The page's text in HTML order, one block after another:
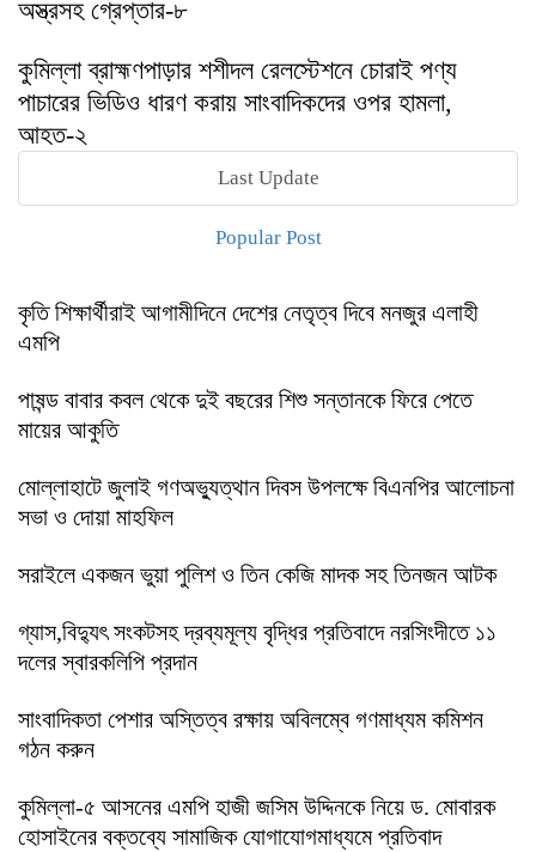
অস্ত্রসহ গ্রেপ্তার-৮
কুমিল্লা ব্রাহ্মণপাড়ার শশীদল রেলস্টেশনে চোরাই পণ্য
পাচারের ভিডিও ধারণ করায় সাংবাদিকদের ওপর হামলা,
আহত-২
Last Update
Popular Post
কৃতি শিক্ষার্থীরাই আগামীদিনে দেশের নেতৃত্ব দিবে মনজুর এলাহী
এমপি
পাষন্ড বাবার কবল থেকে দুই বছরের শিশু সন্তানকে ফিরে পেতে
মায়ের আকুতি
মোল্লাহাটে জুলাই গণঅভ্যুত্থান দিবস উপলক্ষে বিএনপির আলোচনা
সভা ও দোয়া মাহফিল
সরাইলে একজন ভুয়া পুলিশ ও তিন কেজি মাদক সহ তিনজন আটক
গ্যাস,বিদ্যুৎ সংকটসহ দ্রব্যমূল্য বৃদ্ধির প্রতিবাদে নরসিংদীতে ১১
দলের স্বারকলিপি প্রদান
সাংবাদিকতা পেশার অস্তিত্ব রক্ষায় অবিলম্বে গণমাধ্যম কমিশন
গঠন করুন
কুমিল্লা-৫ আসনের এমপি হাজী জসিম উদ্দিনকে নিয়ে ড. মোবারক
হোসাইনের বক্তব্যে সামাজিক যোগাযোগমাধ্যমে প্রতিবাদ